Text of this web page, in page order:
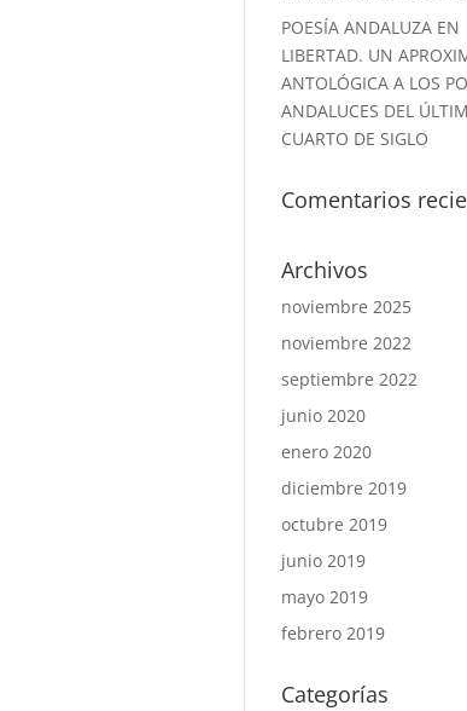
POESÍA ANDALUZA EN
LIBERTAD. UN
ANTOLÓGICA A LOS
ANDALUCES DEL
CUARTO DE SIGLO
Comentarios
Archivos
noviembre 2025
noviembre 2022
septiembre 2022
junio 2020
enero 2020
diciembre 2019
octubre 2019
junio 2019
mayo 2019
febrero 2019
Categorías